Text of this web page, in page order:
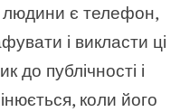
людини є телефон,
і викласти ці
до публічності і
коли його